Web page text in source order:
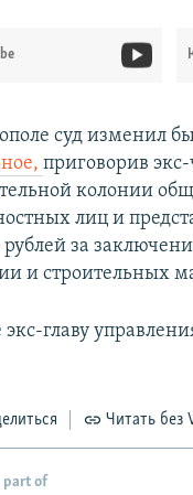
суд изменил
приговорив
колонии
лиц и
за
и строительных
экс-главу
Читать без
part of